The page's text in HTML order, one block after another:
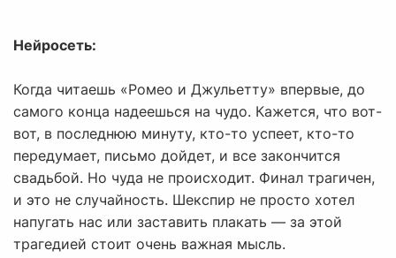
Нейросеть:
Когда читаешь «Ромео и Джульетту» впервые, до
самого конца надеешься на чудо. Кажется, что вот-
вот, в последнюю минуту, кто-то успеет, кто-то
передумает, письмо дойдет, и все закончится
свадьбой. Но чуда не происходит. Финал трагичен,
и это не случайность. Шекспир не просто хотел
напугать нас или заставить плакать — за этой
трагедией стоит очень важная мысль.